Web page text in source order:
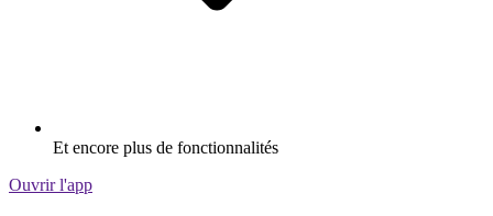
Et encore plus de fonctionnalités
Ouvrir l'app